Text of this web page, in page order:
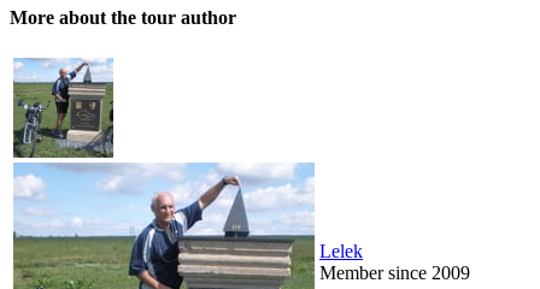
More about the tour author
Lelek
Member since 2009